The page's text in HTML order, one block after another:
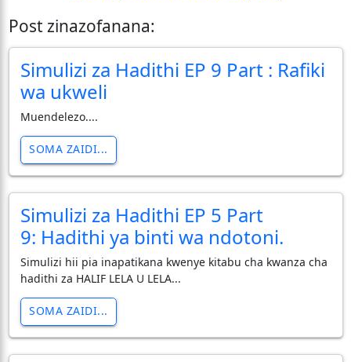
Post zinazofanana:
Simulizi za Hadithi EP 9 Part : Rafiki
wa ukweli
Muendelezo....
SOMA ZAIDI...
Simulizi za Hadithi EP 5 Part
9: Hadithi ya binti wa ndotoni.
Simulizi hii pia inapatikana kwenye kitabu cha kwanza cha
hadithi za HALIF LELA U LELA...
SOMA ZAIDI...